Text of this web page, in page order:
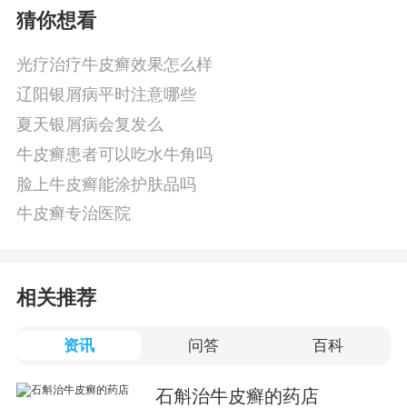
猜你想看
光疗治疗牛皮癣效果怎么样
辽阳银屑病平时注意哪些
夏天银屑病会复发么
牛皮癣患者可以吃水牛角吗
脸上牛皮癣能涂护肤品吗
牛皮癣专治医院
相关推荐
资讯 问答 百科
石斛治牛皮癣的药店